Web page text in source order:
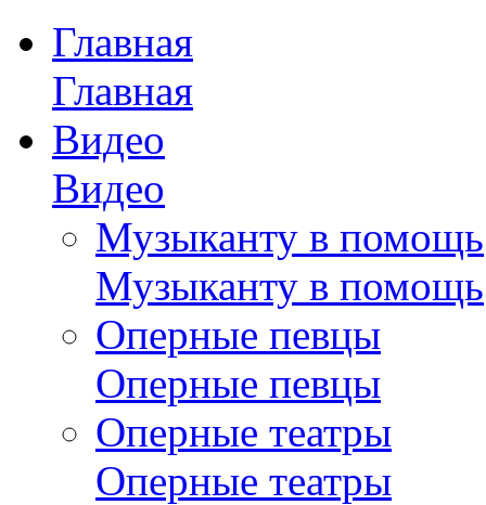
Главная
Главная
Видео
Видео
Музыканту в помощь
Музыканту в помощь
Оперные певцы
Оперные певцы
Оперные театры
Оперные театры